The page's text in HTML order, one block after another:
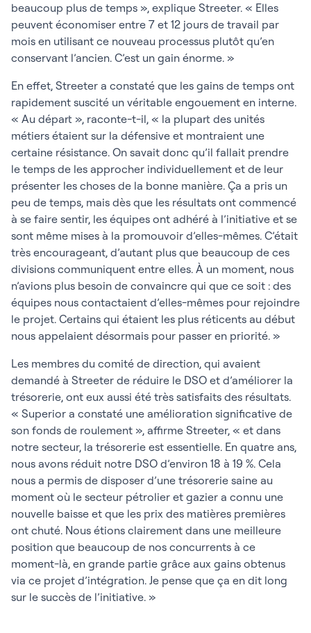
beaucoup plus de temps », explique Streeter. « Elles
peuvent économiser entre 7 et 12 jours de travail par
mois en utilisant ce nouveau processus plutôt qu’en
conservant l’ancien. C’est un gain énorme. »
En effet, Streeter a constaté que les gains de temps ont
rapidement suscité un véritable engouement en interne.
« Au départ », raconte-t-il, « la plupart des unités
métiers étaient sur la défensive et montraient une
certaine résistance. On savait donc qu’il fallait prendre
le temps de les approcher individuellement et de leur
présenter les choses de la bonne manière. Ça a pris un
peu de temps, mais dès que les résultats ont commencé
à se faire sentir, les équipes ont adhéré à l’initiative et se
sont même mises à la promouvoir d’elles-mêmes. C’était
très encourageant, d’autant plus que beaucoup de ces
divisions communiquent entre elles. À un moment, nous
n’avions plus besoin de convaincre qui que ce soit : des
équipes nous contactaient d’elles-mêmes pour rejoindre
le projet. Certains qui étaient les plus réticents au début
nous appelaient désormais pour passer en priorité. »
Les membres du comité de direction, qui avaient
demandé à Streeter de réduire le DSO et d’améliorer la
trésorerie, ont eux aussi été très satisfaits des résultats.
« Superior a constaté une amélioration significative de
son fonds de roulement », affirme Streeter, « et dans
notre secteur, la trésorerie est essentielle. En quatre ans,
nous avons réduit notre DSO d’environ 18 à 19 %. Cela
nous a permis de disposer d’une trésorerie saine au
moment où le secteur pétrolier et gazier a connu une
nouvelle baisse et que les prix des matières premières
ont chuté. Nous étions clairement dans une meilleure
position que beaucoup de nos concurrents à ce
moment-là, en grande partie grâce aux gains obtenus
via ce projet d’intégration. Je pense que ça en dit long
sur le succès de l’initiative. »